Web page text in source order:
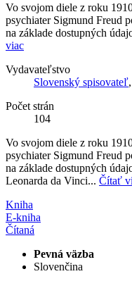
Vo svojom diele z roku
psychiater Sigmund Freud
na základe dostupných
viac
Vydavateľstvo
Slovenský spisovateľ
Počet strán
104
Vo svojom diele z roku
psychiater Sigmund Freud
na základe dostupných
Leonarda da Vinci... Čítať
Kniha
E-kniha
Čítaná
Pevná väzba
Slovenčina